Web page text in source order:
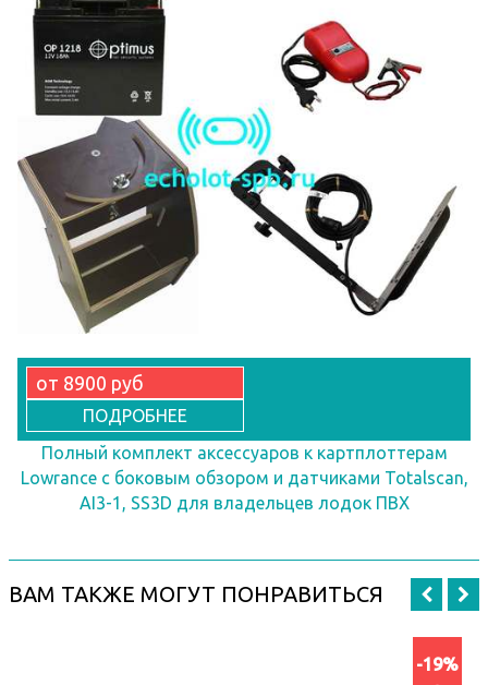
от 8900 руб
ПОДРОБНЕЕ
Полный комплект аксессуаров к картплоттерам
Lowrance с боковым обзором и датчиками Totalscan,
AI3-1, SS3D для владельцев лодок ПВХ
ВАМ ТАКЖЕ МОГУТ ПОНРАВИТЬСЯ
-19%